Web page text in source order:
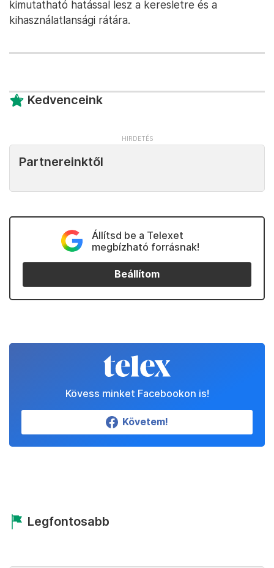
kimutatható hatással lesz a keresletre és a
kihasználatlansági rátára.
Kedvenceink
Partnereinktől
Állítsd be a Telexet
megbízható forrásnak!
Beállítom
Kövess minket Facebookon is!
Követem!
Legfontosabb